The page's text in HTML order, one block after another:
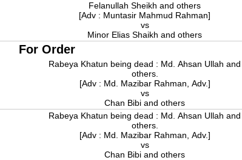
Felanullah Sheikh and others
[Adv : Muntasir Mahmud Rahman]
vs
Minor Elias Shaikh and others
For Order
Rabeya Khatun being dead : Md. Ahsan Ullah and
others.
[Adv : Md. Mazibar Rahman, Adv.]
vs
Chan Bibi and others
Rabeya Khatun being dead : Md. Ahsan Ullah and
others.
[Adv : Md. Mazibar Rahman, Adv.]
vs
Chan Bibi and others